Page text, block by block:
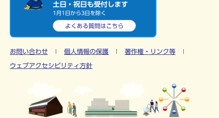
土日・祝日も受付します
1月1日から3日を除く
よくある質問はこちら
お問い合わせ 個人情報の保護 著作権・リンク等
ウェブアクセシビリティ方針